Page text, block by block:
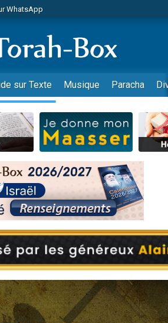
WhatsApp
5 jours de vacances aux Orphelins
Diane, 80 ans, dans un appartement
WhatsApp
Sauvez la jambe de Yohan
sur Zoom
Music
WhatsApp
WhatsApp
WhatsApp
Tsédaka : pauvres d'Israel
sur Texte Musique Paracha